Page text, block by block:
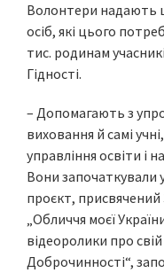
Волонтери надають
осіб, які цього
тис. родинам
Гідності.
– Допомагають з
виховання й самі
управління освіти і
Вони започаткували
проєкт, присвячений
„Обличчя моєї
відеоролики про
Доброчинності“,